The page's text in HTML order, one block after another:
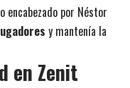
por Néstor
y mantenía la
en Zenit